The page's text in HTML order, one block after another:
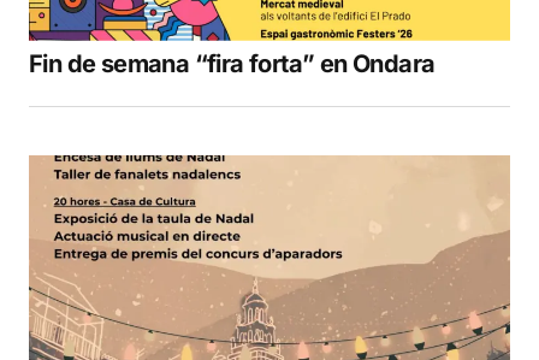
Fin de semana “fira forta” en Ondara